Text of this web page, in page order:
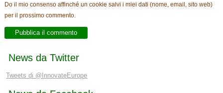
Do il mio consenso affinché un cookie salvi i miei dati (nome, email, sito web)
per il prossimo commento.
News da Twitter
Tweets di @InnovateEurope